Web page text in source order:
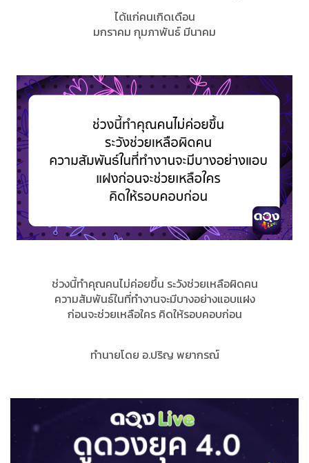
ได้แก่คนเกิดเดือน
มกราคม กุมภาพันธ์ มีนาคม
ช่วงนี้ทำคุณคนไม่ค่อยขึ้น ระวังช่วยเหลือผิดคน
ความสัมพันธ์ในที่ทำงานจะมีบางอย่างแอบแฝง
ก่อนจะช่วยเหลือใคร คิดให้รอบคอบก่อน
ทำนายโดย อ.ปริญ พยากรณ์